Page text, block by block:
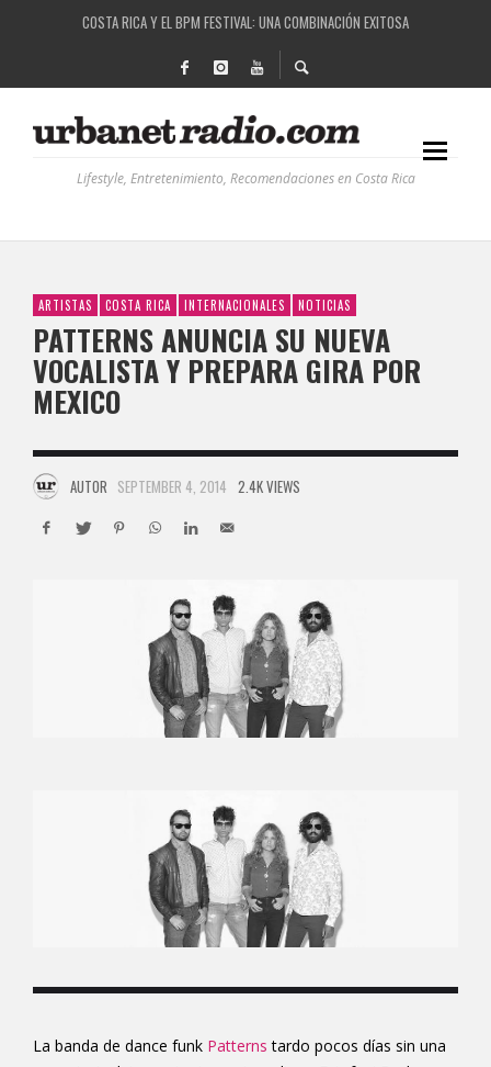
RUTAS NATURBANAS: EL PROYECTO QUE ESTÁ TRANSFORMANDO LA CALIDAD DE
LA HISTORIA DETRÁS DE LA MÚSICA ELECTRÓNICA: BBC RADIOPHONIC WORKSHOP
RECORDANDO LA EXPERIENCIA BPM: UN REVIEW DE LA PRIMERA EDICIÓN QUE
Lifestyle, Entretenimiento, Recomendaciones en Costa Rica
ARTISTAS COSTA RICA INTERNACIONALES NOTICIAS
PATTERNS ANUNCIA SU NUEVA
VOCALISTA Y PREPARA GIRA POR
MEXICO
AUTOR SEPTEMBER 4, 2014 2.4K VIEWS
La banda de dance funk Patternstardo pocos días sin una